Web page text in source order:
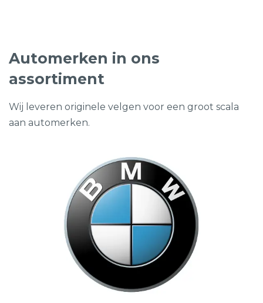
Automerken in ons
assortiment
Wij leveren originele velgen voor een groot scala
aan automerken.